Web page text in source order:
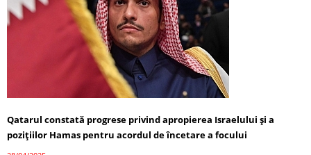
Qatarul constată progrese privind apropierea Israelului și a
pozițiilor Hamas pentru acordul de încetare a focului